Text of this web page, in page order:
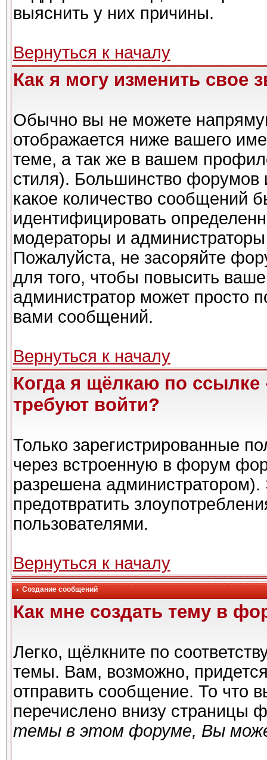
выяснить у них причины.
Вернуться к началу
Как я могу изменить свое
Обычно вы не можете
отображается ниже вашего
теме, а так же в вашем
стиля). Большинство форумов
какое количество сообщений
идентифицировать
модераторы и
Пожалуйста, не засоряйте
для того, чтобы повысить
администратор может просто
вами сообщений.
Вернуться к началу
Когда я щёлкаю по ссылке
требуют войти?
Только зарегистрированные
через встроенную в форум
разрешена
предотвратить
пользователями.
Вернуться к началу
Создание сообщений
Как мне создать тему в
Легко, щёлкните по
темы. Вам, возможно,
отправить сообщение. То что
перечислено внизу страницы
темы в этом форуме, Вы